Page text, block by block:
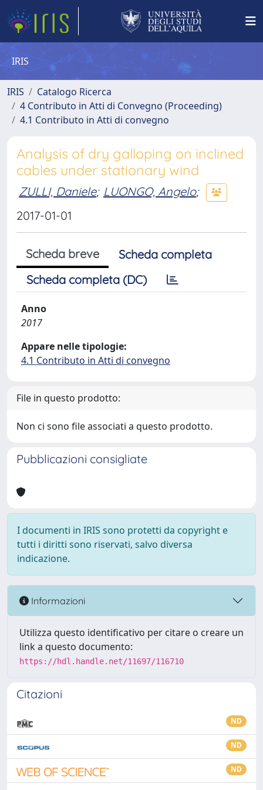
IRIS
IRIS
Catalogo Ricerca
4 Contributo in Atti di Convegno (Proceeding)
4.1 Contributo in Atti di convegno
Analysis of dry galloping on inclined
cables under stationary wind
ZULLI, Daniele; LUONGO, Angelo;
2017-01-01
Scheda breve
Scheda completa
Scheda completa (DC)
Anno
2017
Appare nelle tipologie:
4.1 Contributo in Atti di convegno
File in questo prodotto:
Non ci sono file associati a questo prodotto.
Pubblicazioni consigliate
I documenti in IRIS sono protetti da copyright e
tutti i diritti sono riservati, salvo diversa
indicazione.
Informazioni
Utilizza questo identificativo per citare o creare un
link a questo documento:
https://hdl.handle.net/11697/116710
Citazioni
ND
ND
ND